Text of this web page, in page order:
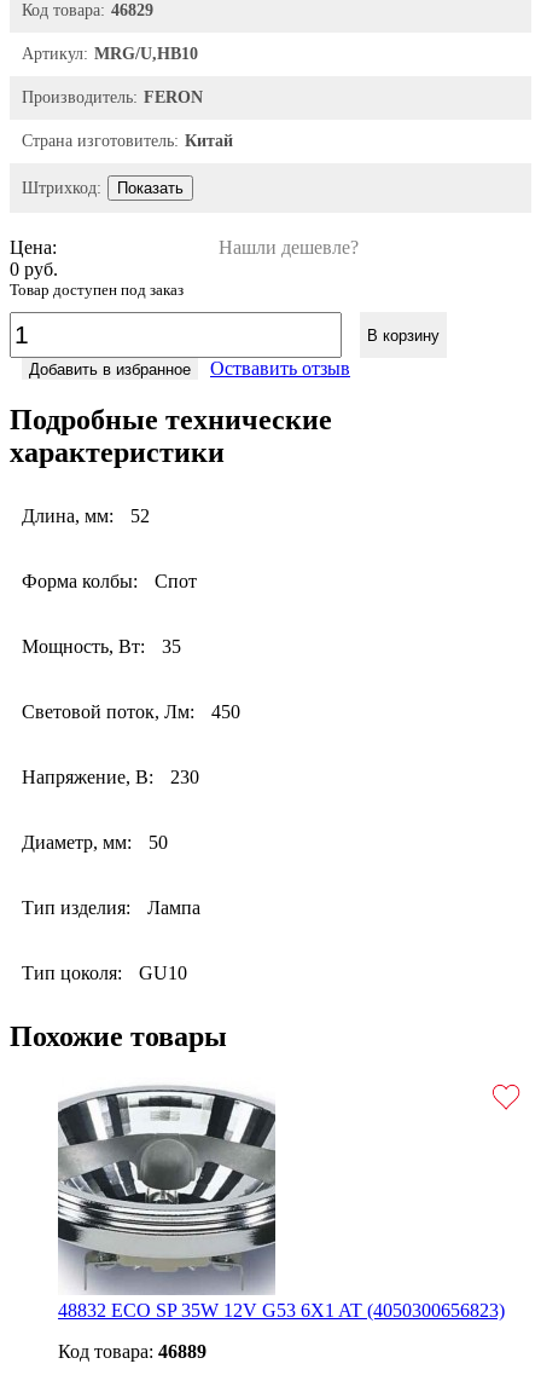
Код товара: 46829
Артикул: MRG/U,HB10
Производитель: FERON
Страна изготовитель: Китай
Штрихкод: Показать
Цена:
Нашли дешевле?
0 руб.
Товар доступен под заказ
В корзину
Добавить в избранное
Оствавить отзыв
Подробные технические
характеристики
Длина, мм: 52
Форма колбы: Спот
Мощность, Вт: 35
Световой поток, Лм: 450
Напряжение, В: 230
Диаметр, мм: 50
Тип изделия: Лампа
Тип цоколя: GU10
Похожие товары
48832 ECO SP 35W 12V G53 6X1 AT (4050300656823)
Код товара: 46889